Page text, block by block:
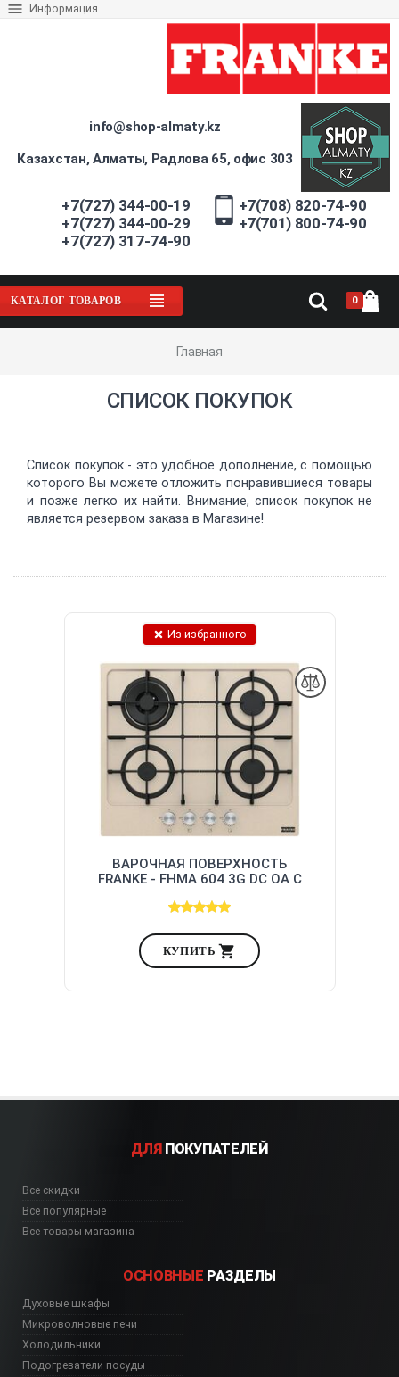
Информация
+7(727) 344-00-19
+7(727) 344-00-29
+7(727) 317-74-90
+7(708) 820-74-90
+7(701) 800-74-90
info@shop-almaty.kz
Казахстан, Алматы, Радлова 65, офис 303
КАТАЛОГ ТОВАРОВ 0
Главная
СПИСОК ПОКУПОК
Список покупок - это удобное дополнение, с помощью
которого Вы можете отложить понравившиеся товары
и позже легко их найти. Внимание, список покупок не
является резервом заказа в Магазине!
Из избранного
ВАРОЧНАЯ ПОВЕРХНОСТЬ
FRANKE - FHMA 604 3G DC OA C
КУПИТЬ
ДЛЯПОКУПАТЕЛЕЙ
Все скидки
Все популярные
Все товары магазина
ОСНОВНЫЕ РАЗДЕЛЫ
Духовые шкафы
Микроволновые печи
Холодильники
Подогреватели посуды